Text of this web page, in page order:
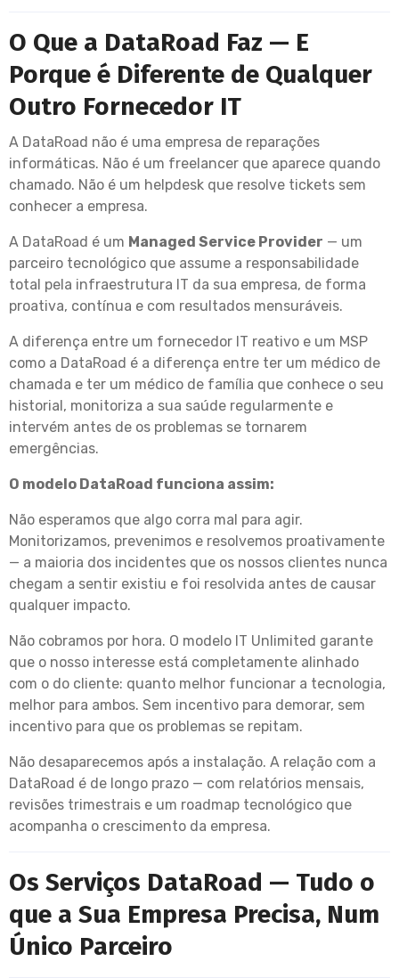
O Que a DataRoad Faz — E
Porque é Diferente de Qualquer
Outro Fornecedor IT
A DataRoad não é uma empresa de reparações
informáticas. Não é um freelancer que aparece quando
chamado. Não é um helpdesk que resolve tickets sem
conhecer a empresa.
A DataRoad é um Managed Service Provider — um
parceiro tecnológico que assume a responsabilidade
total pela infraestrutura IT da sua empresa, de forma
proativa, contínua e com resultados mensuráveis.
A diferença entre um fornecedor IT reativo e um MSP
como a DataRoad é a diferença entre ter um médico de
chamada e ter um médico de família que conhece o seu
historial, monitoriza a sua saúde regularmente e
intervém antes de os problemas se tornarem
emergências.
O modelo DataRoad funciona assim:
Não esperamos que algo corra mal para agir.
Monitorizamos, prevenimos e resolvemos proativamente
— a maioria dos incidentes que os nossos clientes nunca
chegam a sentir existiu e foi resolvida antes de causar
qualquer impacto.
Não cobramos por hora. O modelo IT Unlimited garante
que o nosso interesse está completamente alinhado
com o do cliente: quanto melhor funcionar a tecnologia,
melhor para ambos. Sem incentivo para demorar, sem
incentivo para que os problemas se repitam.
Não desaparecemos após a instalação. A relação com a
DataRoad é de longo prazo — com relatórios mensais,
revisões trimestrais e um roadmap tecnológico que
acompanha o crescimento da empresa.
Os Serviços DataRoad — Tudo o
que a Sua Empresa Precisa, Num
Único Parceiro